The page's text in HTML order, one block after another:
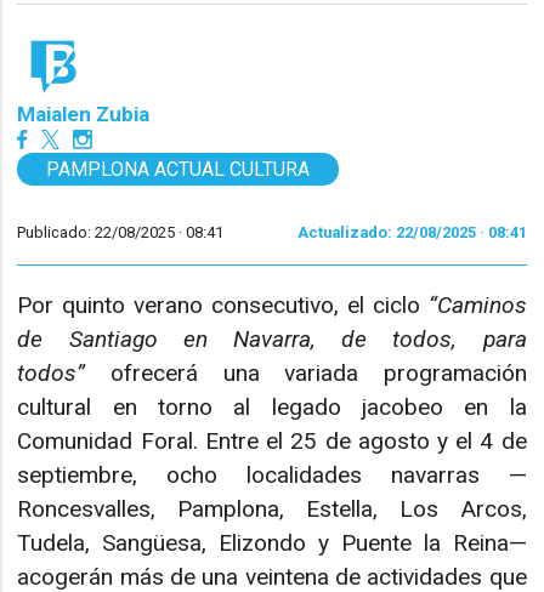
Maialen Zubia
PAMPLONA ACTUAL CULTURA
Publicado: 22/08/2025 ·08:41 Actualizado: 22/08/2025 · 08:41
Por quinto verano consecutivo, el ciclo “Caminos
de Santiago en Navarra, de todos, para
todos”ofrecerá una variada programación
cultural en torno al legado jacobeo en la
Comunidad Foral. Entre el 25 de agosto y el 4 de
septiembre, ocho localidades navarras —
Roncesvalles, Pamplona, Estella, Los Arcos,
Tudela, Sangüesa, Elizondo y Puente la Reina—
acogerán más de una veintena de actividades que